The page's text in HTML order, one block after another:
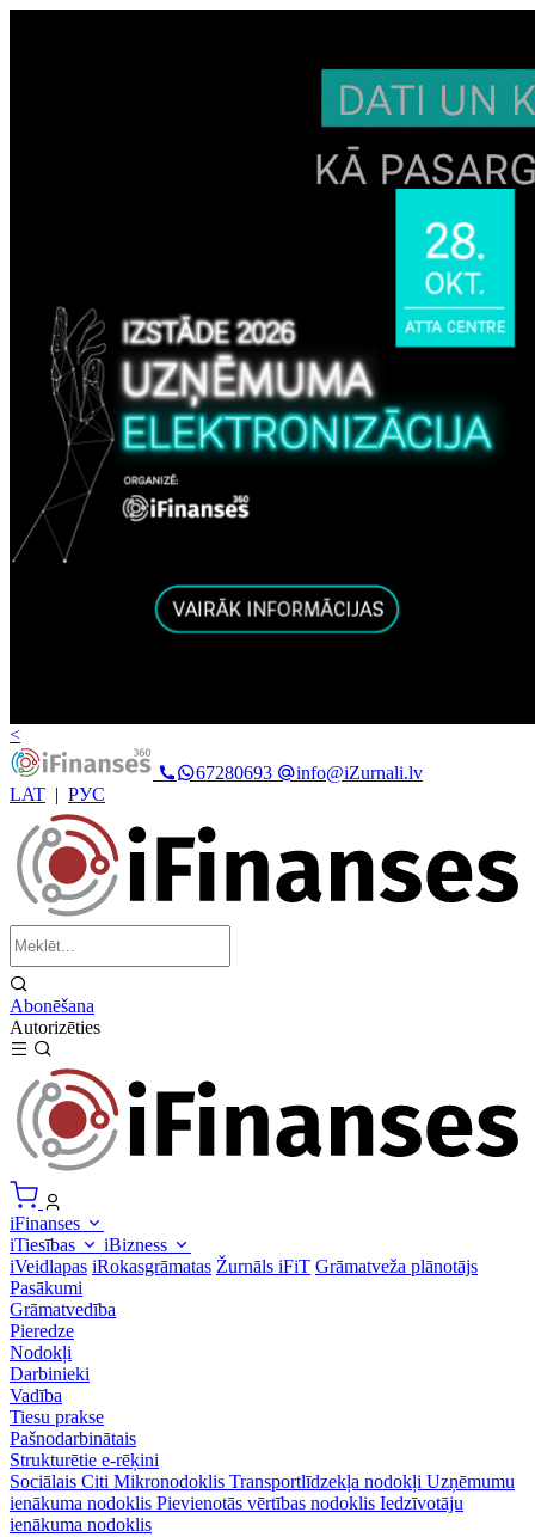
<
67280693
info@iZurnali.lv
LAT | РУС
Abonēšana
Autorizēties
iFinanses
iTiesības
iBizness
iVeidlapas iRokasgrāmatas Žurnāls iFiT Grāmatveža plānotājs
Pasākumi
Grāmatvedība
Pieredze
Nodokļi
Darbinieki
Vadība
Tiesu prakse
Pašnodarbinātais
Strukturētie e-rēķini
Sociālais Citi Mikronodoklis Transportlīdzekļa nodokļi Uzņēmumu
ienākuma nodoklis Pievienotās vērtības nodoklis Iedzīvotāju
ienākuma nodoklis